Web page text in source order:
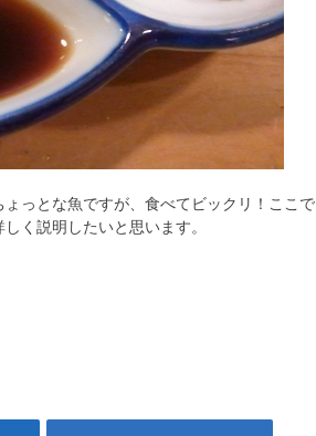
っとな魚ですが、食べてビックリ！ここで
く説明したいと思います。